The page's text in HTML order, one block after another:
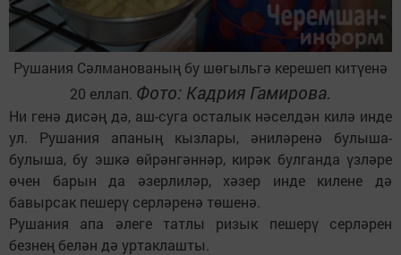
Рушания Сәлманованың бу шөгыльгә керешеп китүенә
20 еллап. Фото: Кадрия Гамирова.
Ни генә дисәң дә, аш-суга осталык нәселдән килә инде
ул. Рушания апаның кызлары, әниләренә булыша-
булыша, бу эшкә өйрәнгәннәр, кирәк булганда үзләре
өчен барын да әзерлиләр, хәзер инде килене дә
бавырсак пешерү серләренә төшенә.
Рушания апа әлеге татлы ризык пешерү серләрен
безнең белән дә уртаклашты.